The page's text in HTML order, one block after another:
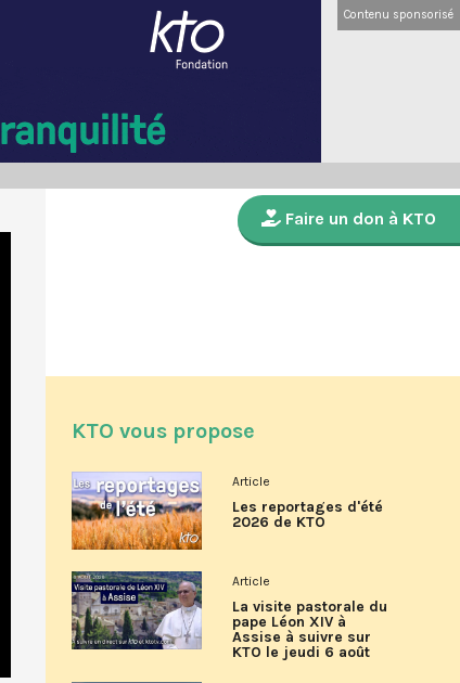
Contenu sponsorisé
Faire un don à KTO
KTO vous propose
Article
Les reportages d'été
2026 de KTO
Article
La visite pastorale du
pape Léon XIV à
Assise à suivre sur
KTO le jeudi 6 août